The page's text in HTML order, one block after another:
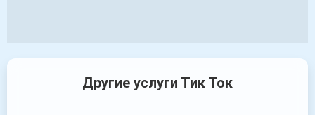
Другие услуги Тик Ток